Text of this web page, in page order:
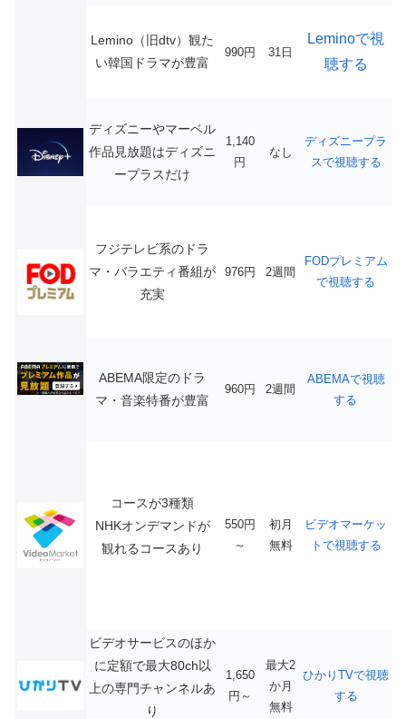
Lemino（旧dtv）観た
い韓国ドラマが豊富
990円 31日
Leminoで視
聴する
ディズニーやマーベル
作品見放題はディズニ
ープラスだけ
1,140
円
なし
ディズニープラ
スで視聴する
フジテレビ系のドラ
マ・バラエティ番組が
充実
976円 2週間
FODプレミアム
で視聴する
ABEMA限定のドラ
マ・音楽特番が豊富
960円 2週間
ABEMAで視聴
する
コースが3種類
NHKオンデマンドが
観れるコースあり
550円
～
初月
無料
ビデオマーケッ
トで視聴する
ビデオサービスのほか
に定額で最大80ch以
上の専門チャンネルあ
り
1,650
円～
最大2
か月
無料
ひかりTVで視聴
する